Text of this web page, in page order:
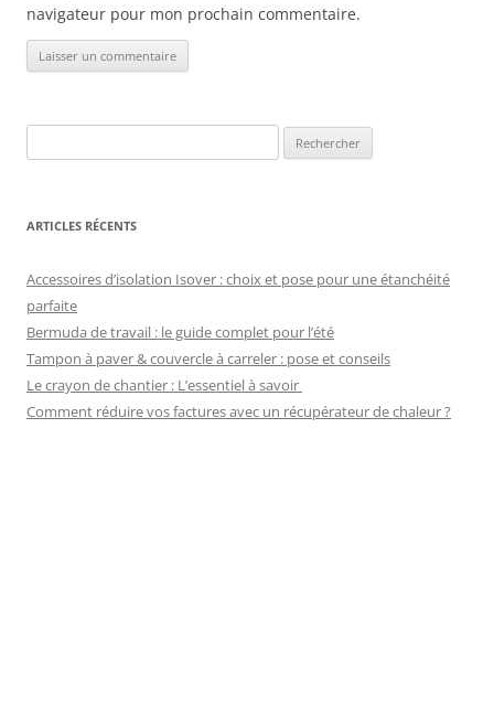
navigateur pour mon prochain commentaire.
ARTICLES RÉCENTS
Accessoires d’isolation Isover : choix et pose pour une étanchéité
parfaite
Bermuda de travail : le guide complet pour l’été
Tampon à paver & couvercle à carreler : pose et conseils
Le crayon de chantier : L’essentiel à savoir
Comment réduire vos factures avec un récupérateur de chaleur ?